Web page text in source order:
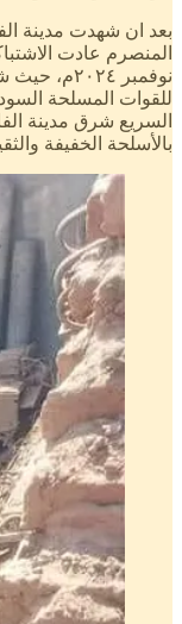
بعد ان شهدت مدينة
نوفمبر
للقوات المسلحة
السريع شرق مدينة
بالأسلحة الخفيفة